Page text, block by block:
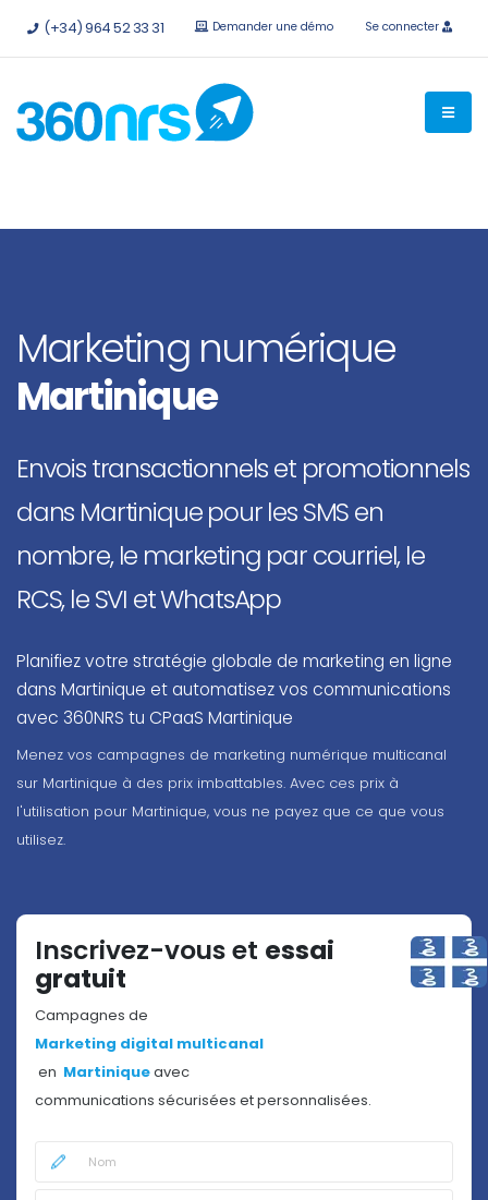
Essayez-le gratuitement sans engagementAPI et
(+34) 964 52 33 31 Demander une démo Se connecter
Marketing numérique
Martinique
Envois transactionnels et promotionnels
dans Martinique pour les SMS en
nombre, le marketing par courriel, le
RCS, le SVI et WhatsApp
Planifiez votre stratégie globale de marketing en ligne
dans Martinique et automatisez vos communications
avec 360NRS tu CPaaS Martinique
Menez vos campagnes de marketing numérique multicanal
sur Martinique à des prix imbattables. Avec ces prix à
l'utilisation pour Martinique, vous ne payez que ce que vous
utilisez.
Inscrivez-vous et essai
gratuit
Campagnes de
Marketing digital multicanal
en Martiniqueavec
communications sécurisées et personnalisées.